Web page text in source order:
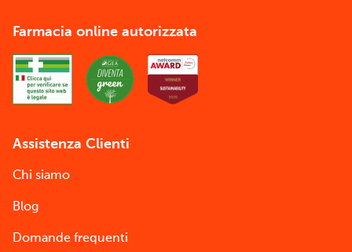
Farmacia online autorizzata
Assistenza Clienti
Chi siamo
Blog
Domande frequenti